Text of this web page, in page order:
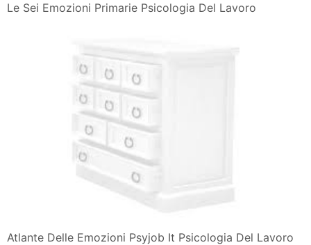
Le Sei Emozioni Primarie Psicologia Del Lavoro
Atlante Delle Emozioni Psyjob It Psicologia Del Lavoro